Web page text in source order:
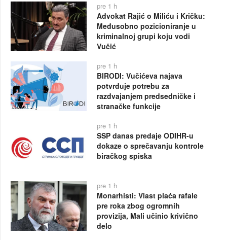
pre 1 h
Advokat Rajić o Miliću i Kričku:
Međusobno pozicioniranje u
kriminalnoj grupi koju vodi
Vučić
pre 1 h
BIRODI: Vučićeva najava
potvrđuje potrebu za
razdvajanjem predsedničke i
stranačke funkcije
pre 1 h
SSP danas predaje ODIHR-u
dokaze o sprečavanju kontrole
biračkog spiska
pre 1 h
Monarhisti: Vlast plaća rafale
pre roka zbog ogromnih
provizija, Mali učinio krivično
delo